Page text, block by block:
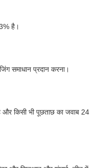
है।
समाधान प्रदान करना।
और किसी भी पूछताछ का जवाब 24